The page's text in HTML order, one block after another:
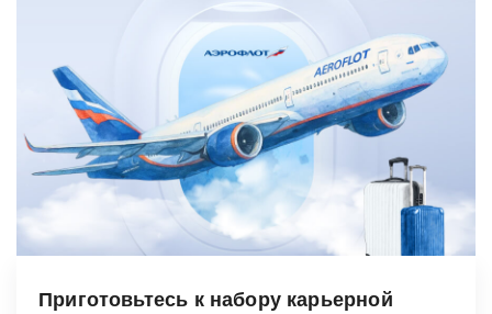
Приготовьтесь к набору карьерной